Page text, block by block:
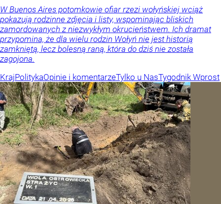
W Buenos Aires potomkowie ofiar rzezi wołyńskiej wciąż
pokazują rodzinne zdjęcia i listy, wspominając bliskich
zamordowanych z niezwykłym okrucieństwem. Ich dramat
przypomina, że dla wielu rodzin Wołyń nie jest historią
zamkniętą, lecz bolesną raną, która do dziś nie została
zagojona.
KrajPolitykaOpinie i komentarzeTylko u NasTygodnik Wprost